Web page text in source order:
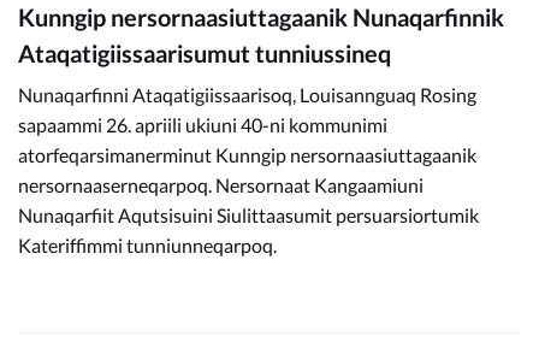
Kunngip nersornaasiuttagaanik Nunaqarfinnik
Ataqatigiissaarisumut tunniussineq
Nunaqarfinni Ataqatigiissaarisoq, Louisannguaq Rosing
sapaammi 26. apriili ukiuni 40-ni kommunimi
atorfeqarsimanerminut Kunngip nersornaasiuttagaanik
nersornaaserneqarpoq. Nersornaat Kangaamiuni
Nunaqarfiit Aqutsisuini Siulittaasumit persuarsiortumik
Kateriffimmi tunniunneqarpoq.